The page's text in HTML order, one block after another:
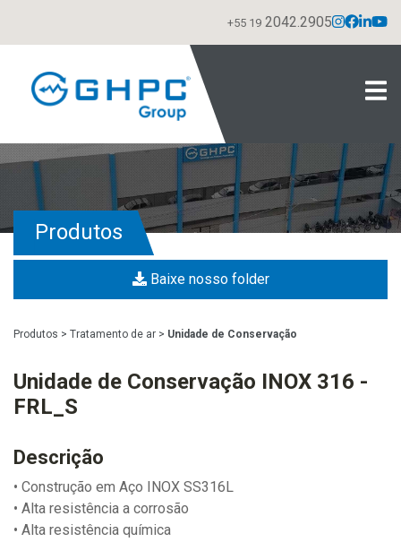
+55 19 2042.2905
Produtos
Baixe nosso folder
Produtos > Tratamento de ar > Unidade de Conservação
Unidade de Conservação INOX 316 -
FRL_S
Descrição
• Construção em Aço INOX SS316L
• Alta resistência a corrosão
• Alta resistência química